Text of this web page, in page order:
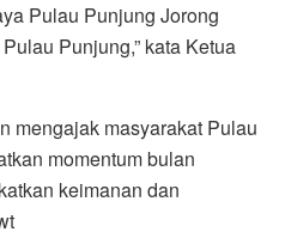
Pulau Punjung Jorong
Punjung,” kata Ketua
mengajak masyarakat Pulau
momentum bulan
keimanan dan